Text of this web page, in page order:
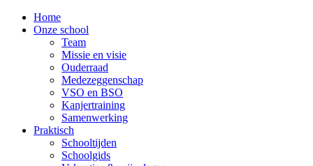
Home
Onze school
Team
Missie en visie
Ouderraad
Medezeggenschap
VSO en BSO
Kanjertraining
Samenwerking
Praktisch
Schooltijden
Schoolgids